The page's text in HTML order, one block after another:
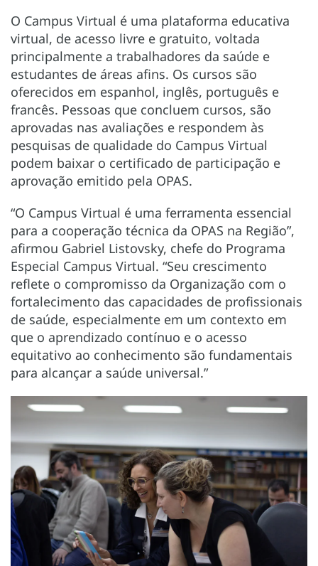
O Campus Virtual é uma plataforma educativa
virtual, de acesso livre e gratuito, voltada
principalmente a trabalhadores da saúde e
estudantes de áreas afins. Os cursos são
oferecidos em espanhol, inglês, português e
francês. Pessoas que concluem cursos, são
aprovadas nas avaliações e respondem às
pesquisas de qualidade do Campus Virtual
podem baixar o certificado de participação e
aprovação emitido pela OPAS.
“O Campus Virtual é uma ferramenta essencial
para a cooperação técnica da OPAS na Região”,
afirmou Gabriel Listovsky, chefe do Programa
Especial Campus Virtual. “Seu crescimento
reflete o compromisso da Organização com o
fortalecimento das capacidades de profissionais
de saúde, especialmente em um contexto em
que o aprendizado contínuo e o acesso
equitativo ao conhecimento são fundamentais
para alcançar a saúde universal.”